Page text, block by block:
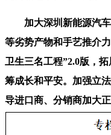
加大深圳新能源汽车
等劣势产物和手艺推介
卫生三名工程”2.0版，
筹成长和平安。加强立
导进口商、分销商加大